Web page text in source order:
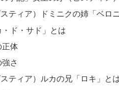
ティア）ドミニクの姉「ベロ
・ド・サド」とは
正体
さ
ティア）ルカの兄「ロキ」と